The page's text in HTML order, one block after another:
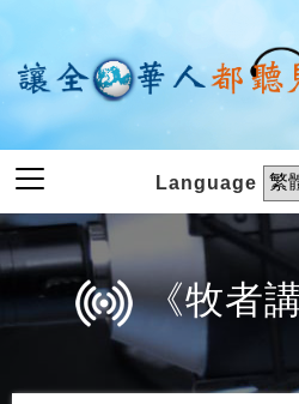
Language
《牧者講